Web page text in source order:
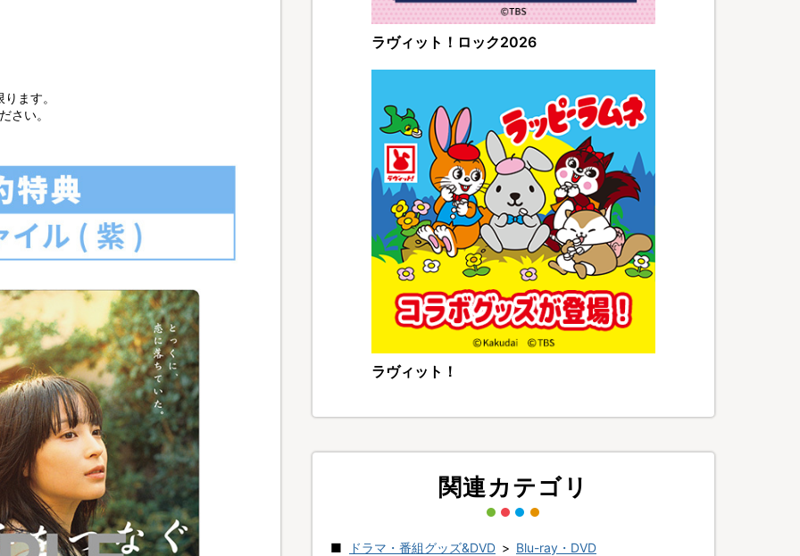
ます。
さい。
ラヴィット！ロック2026
ラヴィット！
関連カテゴリ
ドラマ・番組グッズ&DVD > Blu-ray・DVD